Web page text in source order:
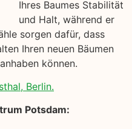
Ihres Baumes Stabilität
und Halt, während er
sorgen dafür, dass
Ihren neuen Bäumen
können.
Berlin.
Potsdam: